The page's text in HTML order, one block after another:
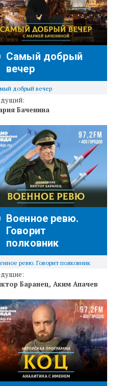
Самый добрый
вечер
добрый вечер
Баченина
Военное ревю.
Говорит
полковник
ревю. Говорит полковник
Баранец Аким Апачев